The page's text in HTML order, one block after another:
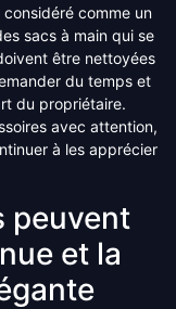
comme un
sacs à main qui se
être nettoyées
du temps et
du propriétaire.
avec attention,
à les apprécier
peuvent
et la